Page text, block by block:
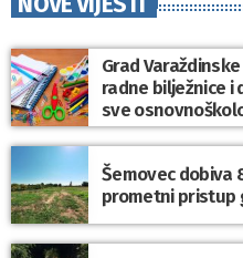
Grad
radne bilježnice
sve
Šemovec dobiva
prometni pristup